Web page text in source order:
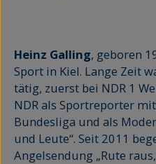
Heinz Galling, geboren
Sport in Kiel. Lange Zeit
tätig, zuerst bei NDR 1
NDR als Sportreporter
Bundesliga und als
und Leute“. Seit 2011
Angelsendung „Rute